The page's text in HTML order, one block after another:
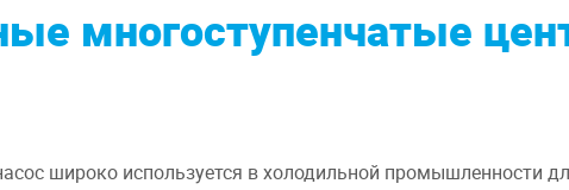
многоступенчатые
широко используется в холодильной промышленности